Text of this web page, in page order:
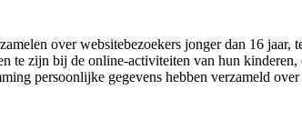
over websitebezoekers jonger dan 16
te zijn bij de online-activiteiten van hun
persoonlijke gegevens hebben verzameld